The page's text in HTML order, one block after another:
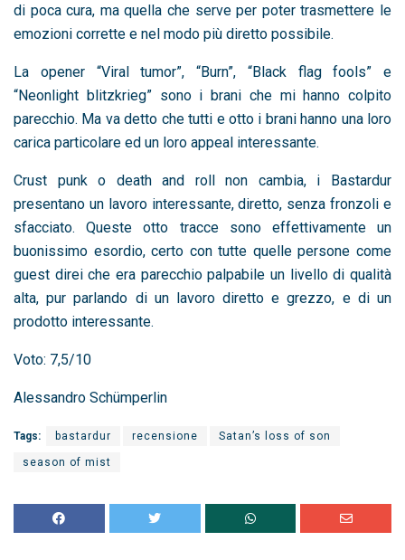
di poca cura, ma quella che serve per poter trasmettere le
emozioni corrette e nel modo più diretto possibile.
La opener “Viral tumor”, “Burn”, “Black flag fools” e
“Neonlight blitzkrieg” sono i brani che mi hanno colpito
parecchio. Ma va detto che tutti e otto i brani hanno una loro
carica particolare ed un loro appeal interessante.
Crust punk o death and roll non cambia, i Bastardur
presentano un lavoro interessante, diretto, senza fronzoli e
sfacciato. Queste otto tracce sono effettivamente un
buonissimo esordio, certo con tutte quelle persone come
guest direi che era parecchio palpabile un livello di qualità
alta, pur parlando di un lavoro diretto e grezzo, e di un
prodotto interessante.
Voto: 7,5/10
Alessandro Schümperlin
Tags: bastardur recensione Satan’s loss of son
season of mist